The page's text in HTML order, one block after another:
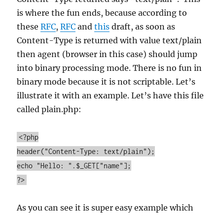
is where the fun ends, because according to
theseRFC,RFC andthis draft, as soon as
Content-Type is returned with value text/plain
then agent (browser in this case) should jump
into binary processing mode. There is no fun in
binary mode because it is not scriptable. Let’s
illustrate it with an example. Let’s have this file
called plain.php:
<?php
header("Content-Type: text/plain");
echo "Hello: ".$_GET["name"];
?>
As you can see it is super easy example which